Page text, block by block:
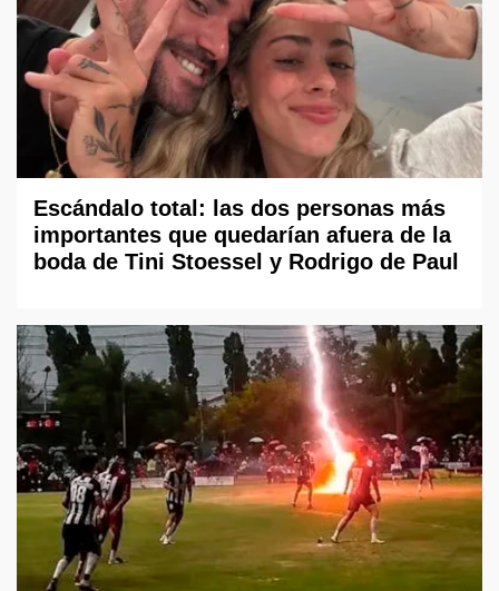
Escándalo total: las dos personas más
importantes que quedarían afuera de la
boda de Tini Stoessel y Rodrigo de Paul